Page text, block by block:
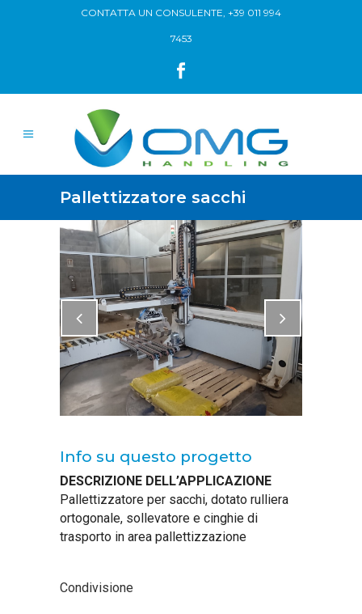
CONTATTA UN CONSULENTE, +39 011 994
7453
Pallettizzatore sacchi
Info su questo progetto
DESCRIZIONE DELL’APPLICAZIONE
Pallettizzatore per sacchi, dotato rulliera
ortogonale, sollevatore e cinghie di
trasporto in area pallettizzazione
Condivisione